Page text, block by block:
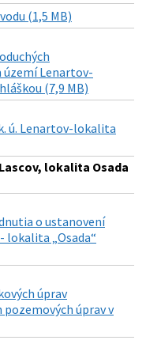
(1,5 MB)
Lenartov-
(7,9 MB)
ú. Lenartov-lokalita
lokalita Osada
o ustanovení
lokalita „Osada“
úprav
úprav v